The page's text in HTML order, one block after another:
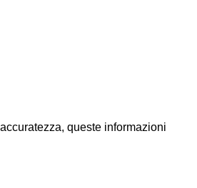
queste informazioni